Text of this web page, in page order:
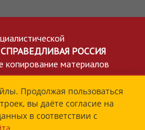
СПРАВЕДЛИВАЯ РОССИЯ
копирование материалов
на сайт spravedlivo.ru
персональных
доступны по
Продолжая пользоваться
вы даёте согласие на
в соответствии с